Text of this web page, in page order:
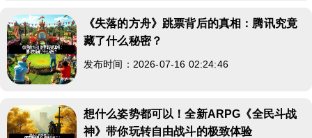
《失落的方舟》跳票背后的真相：腾讯究竟
藏了什么秘密？
发布时间：2026-07-16 02:24:46
想什么姿势都可以！全新ARPG《全民斗战
神》带你玩转自由战斗的极致体验